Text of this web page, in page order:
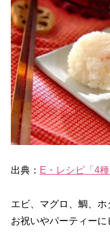
出典： E・レシピ「4
エビ、マグロ、鯛、
お祝いやパーティー